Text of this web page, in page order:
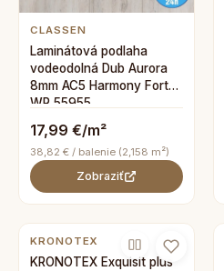
CLASSEN
Laminátová podlaha
vodeodolná Dub Aurora
8mm AC5 Harmony Forte
WR 55955
17,99 €/m²
38,82 € / balenie (2,158 m²)
Zobraziť
KRONOTEX
KRONOTEX Exquisit plus